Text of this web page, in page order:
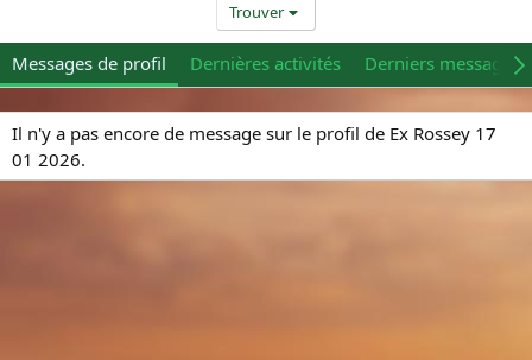
Trouver
Messages de profil Dernières activités Derniers messages
Il n'y a pas encore de message sur le profil de Ex Rossey 17
01 2026.